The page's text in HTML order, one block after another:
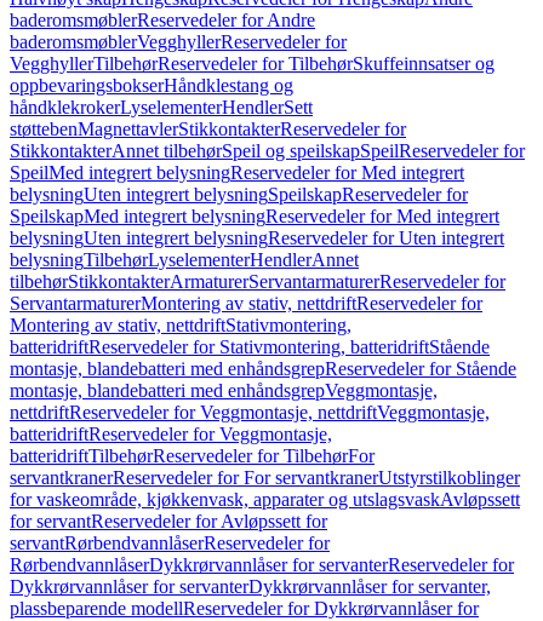
baderomsmøblerReservedeler for Andre
baderomsmøblerVegghyllerReservedeler for
VegghyllerTilbehørReservedeler for TilbehørSkuffeinnsatser og
oppbevaringsbokserHåndklestang og
håndklekrokerLyselementerHendlerSett
støttebenMagnettavlerStikkontakterReservedeler for
StikkontakterAnnet tilbehørSpeil og speilskapSpeilReservedeler for
SpeilMed integrert belysningReservedeler for Med integrert
belysningUten integrert belysningSpeilskapReservedeler for
SpeilskapMed integrert belysningReservedeler for Med integrert
belysningUten integrert belysningReservedeler for Uten integrert
belysningTilbehørLyselementerHendlerAnnet
tilbehørStikkontakterArmaturerServantarmaturerReservedeler for
ServantarmaturerMontering av stativ, nettdriftReservedeler for
Montering av stativ, nettdriftStativmontering,
batteridriftReservedeler for Stativmontering, batteridriftStående
montasje, blandebatteri med enhåndsgrepReservedeler for Stående
montasje, blandebatteri med enhåndsgrepVeggmontasje,
nettdriftReservedeler for Veggmontasje, nettdriftVeggmontasje,
batteridriftReservedeler for Veggmontasje,
batteridriftTilbehørReservedeler for TilbehørFor
servantkranerReservedeler for For servantkranerUtstyrstilkoblinger
for vaskeområde, kjøkkenvask, apparater og utslagsvaskAvløpssett
for servantReservedeler for Avløpssett for
servantRørbendvannlåserReservedeler for
RørbendvannlåserDykkrørvannlåser for servanterReservedeler for
Dykkrørvannlåser for servanterDykkrørvannlåser for servanter,
plassbeparende modellReservedeler for Dykkrørvannlåser for